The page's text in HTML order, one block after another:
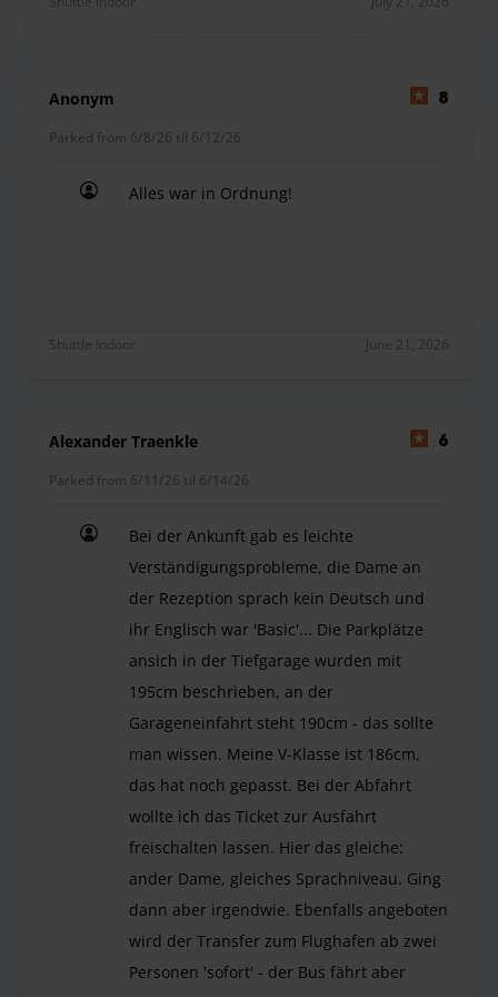
Anonym 8
Parked from 6/8/26 til 6/12/26
Alles war in Ordnung!
Shuttle Indoor June 21, 2026
Alexander Traenkle 6
Parked from 6/11/26 til 6/14/26
Bei der Ankunft gab es leichte
Verständigungsprobleme, die Dame an
der Rezeption sprach kein Deutsch und
ihr Englisch war 'Basic'... Die Parkplätze
ansich in der Tiefgarage wurden mit
195cm beschrieben, an der
Garageneinfahrt steht 190cm - das sollte
man wissen. Meine V-Klasse ist 186cm,
das hat noch gepasst. Bei der Abfahrt
wollte ich das Ticket zur Ausfahrt
freischalten lassen. Hier das gleiche:
ander Dame, gleiches Sprachniveau. Ging
dann aber irgendwie. Ebenfalls angeboten
wird der Transfer zum Flughafen ab zwei
Personen 'sofort' - der Bus fährt aber